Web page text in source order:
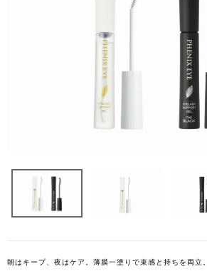
朝はキープ、夜はケア。薄膜一塗りで束感と持ちを両立。